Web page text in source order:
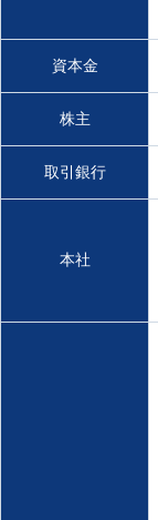
資本金
株主
取引銀行
本社